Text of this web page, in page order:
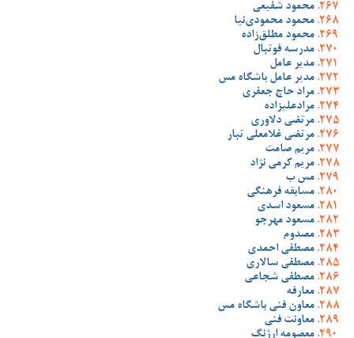
محمود شفیعی
محمود محمودی‌نیا
محمود مطلق‌زاده
مدرسه فوتبال
مدیر عامل
مدیر عامل باشگاه مس
مراد حاج جعفری
مرادعلیزاده
مرتضی دلاوری
مرتضی غلامعلی تبار
مریم صامت
مریم کرمی نژاد
مس ب
مسابقه فرهنگی
مسعود اسدی
مسعود مهرجو
مصدوم
مصطفی احمدی
مصطفی سالاری
مصطفی شجاعی
معارفه
معاون فنی باشگاه مس
معاونت فنی
معصومه ارژنگ